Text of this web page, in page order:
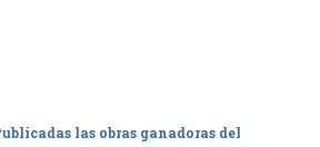
las obras ganadoras del